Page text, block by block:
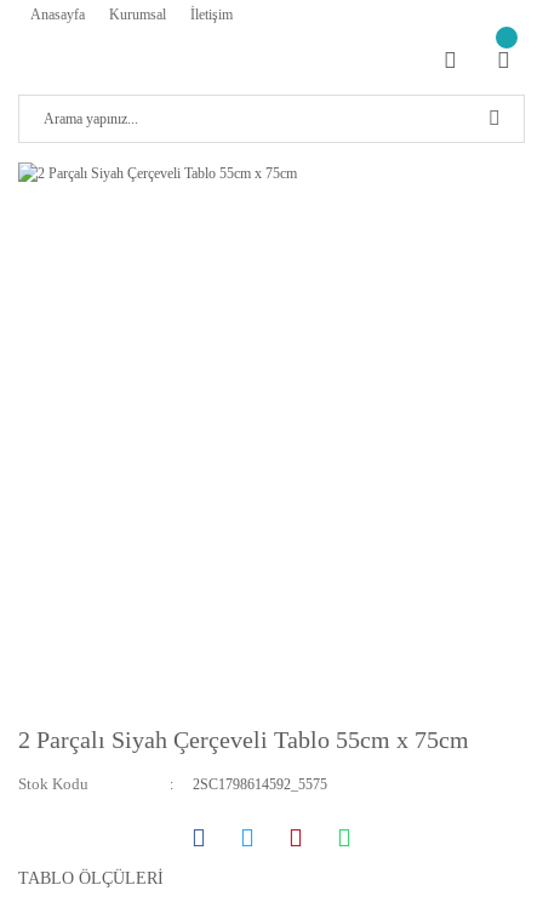
Anasayfa Kurumsal İletişim
2 Parçalı Siyah Çerçeveli Tablo 55cm x 75cm
Stok Kodu 2SC1798614592_5575
TABLO ÖLÇÜLERİ